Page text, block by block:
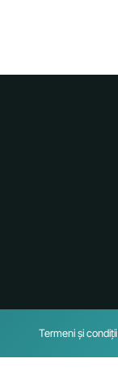
Termeni și condiții